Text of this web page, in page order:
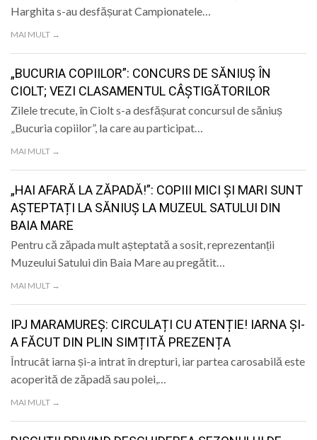
Harghita s-au desfășurat Campionatele…
MAI MULT →
„BUCURIA COPIILOR”: CONCURS DE SĂNIUȘ ÎN
CIOLT; VEZI CLASAMENTUL CÂȘTIGĂTORILOR
Zilele trecute, în Ciolt s-a desfășurat concursul de săniuș
„Bucuria copiilor”, la care au participat…
MAI MULT →
„HAI AFARĂ LA ZĂPADĂ!”: COPIII MICI ȘI MARI SUNT
AȘTEPTAȚI LA SĂNIUȘ LA MUZEUL SATULUI DIN
BAIA MARE
Pentru că zăpada mult așteptată a sosit, reprezentanții
Muzeului Satului din Baia Mare au pregătit…
MAI MULT →
IPJ MARAMUREȘ: CIRCULAȚI CU ATENȚIE! IARNA ȘI-
A FĂCUT DIN PLIN SIMȚITĂ PREZENȚA
Întrucât iarna și-a intrat în drepturi, iar partea carosabilă este
acoperită de zăpadă sau polei,…
MAI MULT →